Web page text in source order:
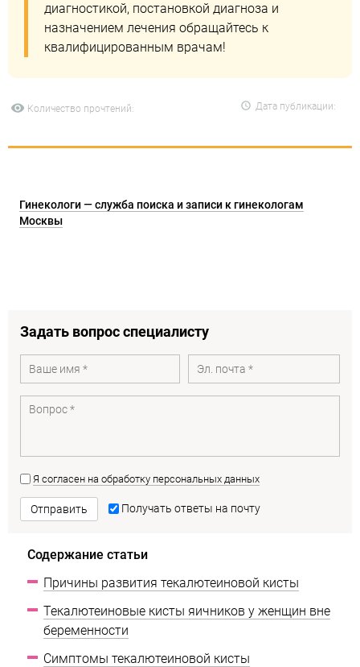
диагностикой, постановкой диагноза и
назначением лечения обращайтесь к
квалифицированным врачам!
Количество прочтений: Дата публикации:
Гинекологи — служба поиска и записи к гинекологам
Москвы
Задать вопрос специалисту
Я согласен на обработку персональных данных
Отправить Получать ответы на почту
Содержание статьи
Причины развития текалютеиновой кисты
Текалютеиновые кисты яичников у женщин вне
беременности
Симптомы текалютеиновой кисты